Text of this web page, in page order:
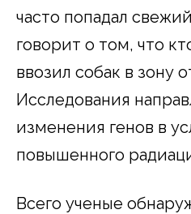
часто попадал
говорит о том, что
ввозил собак в зону
Исследования
изменения генов в
повышенного
Всего ученые